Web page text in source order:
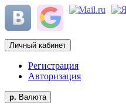
Личный кабинет
Регистрация
Авторизация
р. Валюта